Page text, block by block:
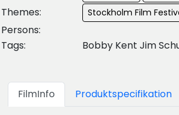
Themes: Stockholm Film
Persons:
Tags:
Bobby Kent Jim
FilmInfo Produktspecifikation